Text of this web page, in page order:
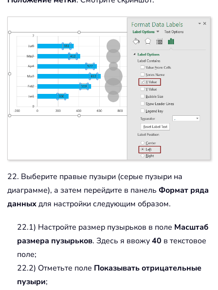
22. Выберите правые пузыри (серые пузыри на
диаграмме), а затем перейдите в панель Формат ряда
данныхдля настройки следующим образом.
22.1) Настройте размер пузырьков в поле Масштаб
размера пузырьков. Здесь я ввожу40 в текстовое
поле;
22.2) Отметьте поле Показывать отрицательные
пузыри;